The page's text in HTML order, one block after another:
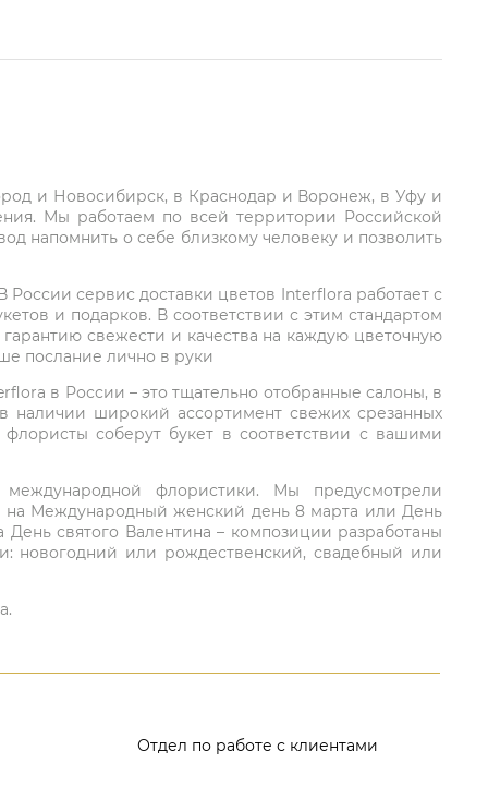
и Новосибирск, в Краснодар и Воронеж, в Уфу и
Мы работаем по всей территории Российской
напомнить о себе близкому человеку и позволить
сервис доставки цветов Interflora работает с
и подарков. В соответствии с этим стандартом
свежести и качества на каждую цветочную
послание лично в руки
в России – это тщательно отобранные салоны, в
наличии широкий ассортимент свежих срезанных
соберут букет в соответствии с вашими
флористики. Мы предусмотрели
на Международный женский день 8 марта или День
святого Валентина – композиции разработаны
новогодний или рождественский, свадебный или
Отдел по работе с клиентами